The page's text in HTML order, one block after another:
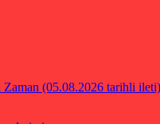
(05.08.2026 tarihli ileti)